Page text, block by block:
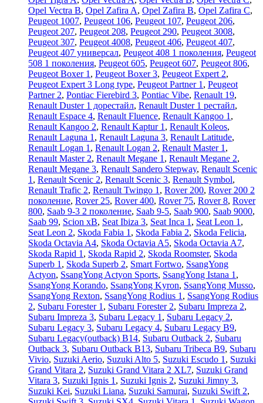
Opel Vectra В, Opel Zafira A, Opel Zafira B, Opel Zafira C,
Peugeot 1007, Peugeot 106, Peugeot 107, Peugeot 206,
Peugeot 207, Peugeot 208, Peugeot 290, Peugeot 3008,
Peugeot 307, Peugeot 4008, Peugeot 406, Peugeot 407,
Peugeot 407 универсал, Peugeot 408 1 поколения, Peugeot
508 1 поколения, Peugeot 605, Peugeot 607, Peugeot 806,
Peugeot Boxer 1, Peugeot Boxer 3, Peugeot Expert 2,
Peugeot Expert 3 Long type, Peugeot Partner 1, Peugeot
Partner 2, Pontiac Fierebird 3, Pontiac Vibe, Renault 19,
Renault Duster 1 дорестайл, Renault Duster 1 рестайл,
Renault Espace 4, Renault Fluence, Renault Kangoo 1,
Renault Kangoo 2, Renault Kaptur 1, Renault Koleos,
Renault Laguna 1, Renault Laguna 3, Renault Latitude,
Renault Logan 1, Renault Logan 2, Renault Master 1,
Renault Master 2, Renault Megane 1, Renault Megane 2,
Renault Megane 3, Renault Sandero Stepway, Renault Scenic
1, Renault Scenic 2, Renault Scenic 3, Renault Symbol,
Renault Trafic 2, Renault Twingo 1, Rover 200, Rover 200 2
поколение, Rover 25, Rover 400, Rover 75, Rover 8, Rover
800, Saab 9-3 2 поколение, Saab 9-5, Saab 900, Saab 9000,
Saab 99, Scion xB, Seat Ibiza 3, Seat Inca 1, Seat Leon 1,
Seat Leon 2, Skoda Fabia 1, Skoda Fabia 2, Skoda Felicia,
Skoda Octavia A4, Skoda Octavia A5, Skoda Octavia A7,
Skoda Rapid 1, Skoda Rapid 2, Skoda Roomster, Skoda
Superb 1, Skoda Superb 2, Smart Fortwo, SsangYong
Actyon, SsangYong Actyon Sports, SsangYong Istana 1,
SsangYong Korando, SsangYong Kyron, SsangYong Musso,
SsangYong Rexton, SsangYong Rodius 1, SsangYong Rodius
2, Subaru Forester 1, Subaru Forester 2, Subaru Impreza 2,
Subaru Impreza 3, Subaru Legacy 1, Subaru Legacy 2,
Subaru Legacy 3, Subaru Legacy 4, Subaru Legacy B9,
Subaru Legacy(outback) B14, Subaru Outback 2, Subaru
Outback 3, Subaru Outback B13, Subaru Tribeca B9, Subaru
Vivio, Suzuki Aerio, Suzuki Alto 5, Suzuki Escudo 1, Suzuki
Grand Vitara 2, Suzuki Grand Vitara 2 XL7, Suzuki Grand
Vitara 3, Suzuki Ignis 1, Suzuki Ignis 2, Suzuki Jimny 3,
Suzuki Kei, Suzuki Liana, Suzuki Samurai, Suzuki Swift 2,